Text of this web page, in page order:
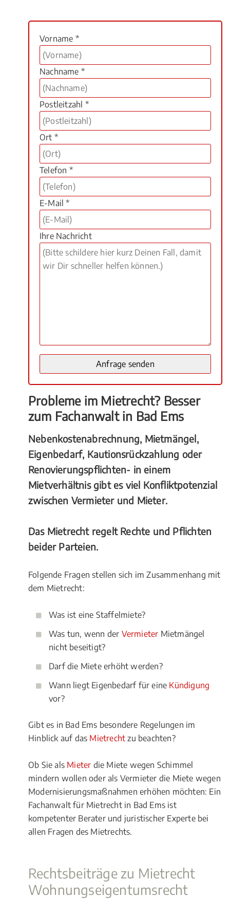
Vorname *
Nachname *
Postleitzahl *
Ort *
Telefon *
E-Mail *
Ihre Nachricht
Probleme im Mietrecht? Besser
zum Fachanwalt in Bad Ems
Nebenkostenabrechnung, Mietmängel,
Eigenbedarf, Kautionsrückzahlung oder
Renovierungspflichten- in einem
Mietverhältnis gibt es viel Konfliktpotenzial
zwischen Vermieter und Mieter.
Das Mietrecht regelt Rechte und Pflichten
beider Parteien.
Folgende Fragen stellen sich im Zusammenhang mit
dem Mietrecht:
Was ist eine Staffelmiete?
Was tun, wenn der Vermieter Mietmängel
nicht beseitigt?
Darf die Miete erhöht werden?
Wann liegt Eigenbedarf für eine Kündigung
vor?
Gibt es in Bad Ems besondere Regelungen im
Hinblick auf das Mietrecht zu beachten?
Ob Sie als Mieter die Miete wegen Schimmel
mindern wollen oder als Vermieter die Miete wegen
Modernisierungsmaßnahmen erhöhen möchten: Ein
Fachanwalt für Mietrecht in Bad Ems ist
kompetenter Berater und juristischer Experte bei
allen Fragen des Mietrechts.
Rechtsbeiträge zu Mietrecht
Wohnungseigentumsrecht